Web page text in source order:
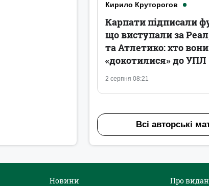
Кирило Круторогов
2 серпня 08:21
Карпати підписали
що виступали за
та Атлетико: хто
«докотилися» до УПЛ
Всі авторські
Новини
Про